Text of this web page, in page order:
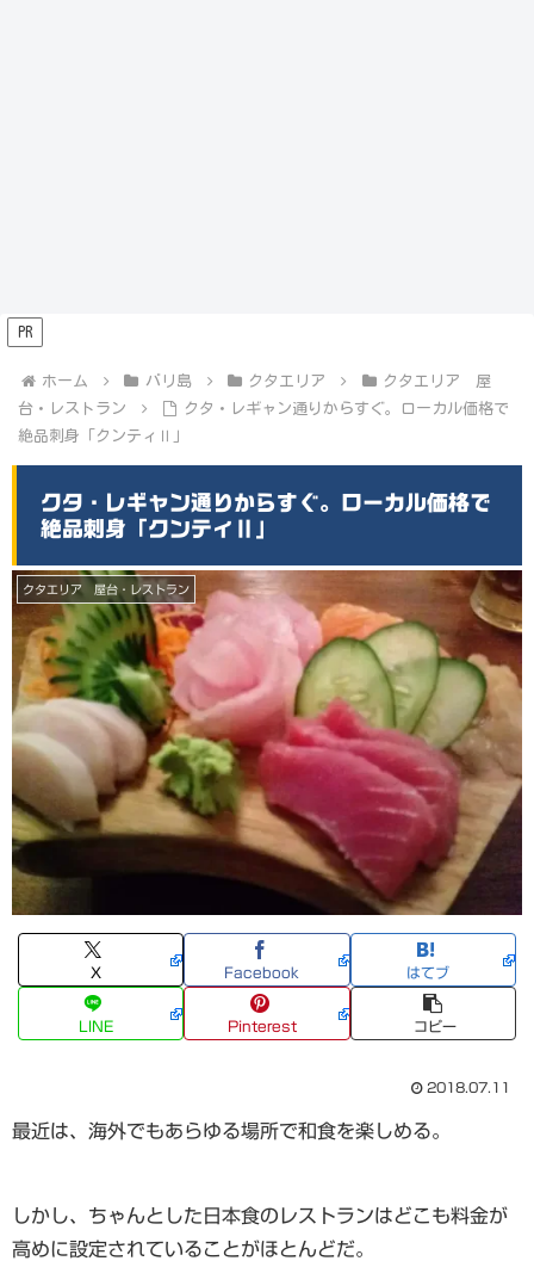
PR
ホーム バリ島 クタエリア
クタエリア 屋
台・レストラン
クタ・レギャン通りからすぐ。ローカル価格で
絶品刺身「クンティⅡ」
クタ・レギャン通りからすぐ。ローカル価格で
絶品刺身「クンティⅡ」
クタエリア 屋台・レストラン
X Facebook はてブ
LINE Pinterest コピー
2018.07.11
最近は、海外でもあらゆる場所で和食を楽しめる。
しかし、ちゃんとした日本食のレストランはどこも料金が
高めに設定されていることがほとんどだ。